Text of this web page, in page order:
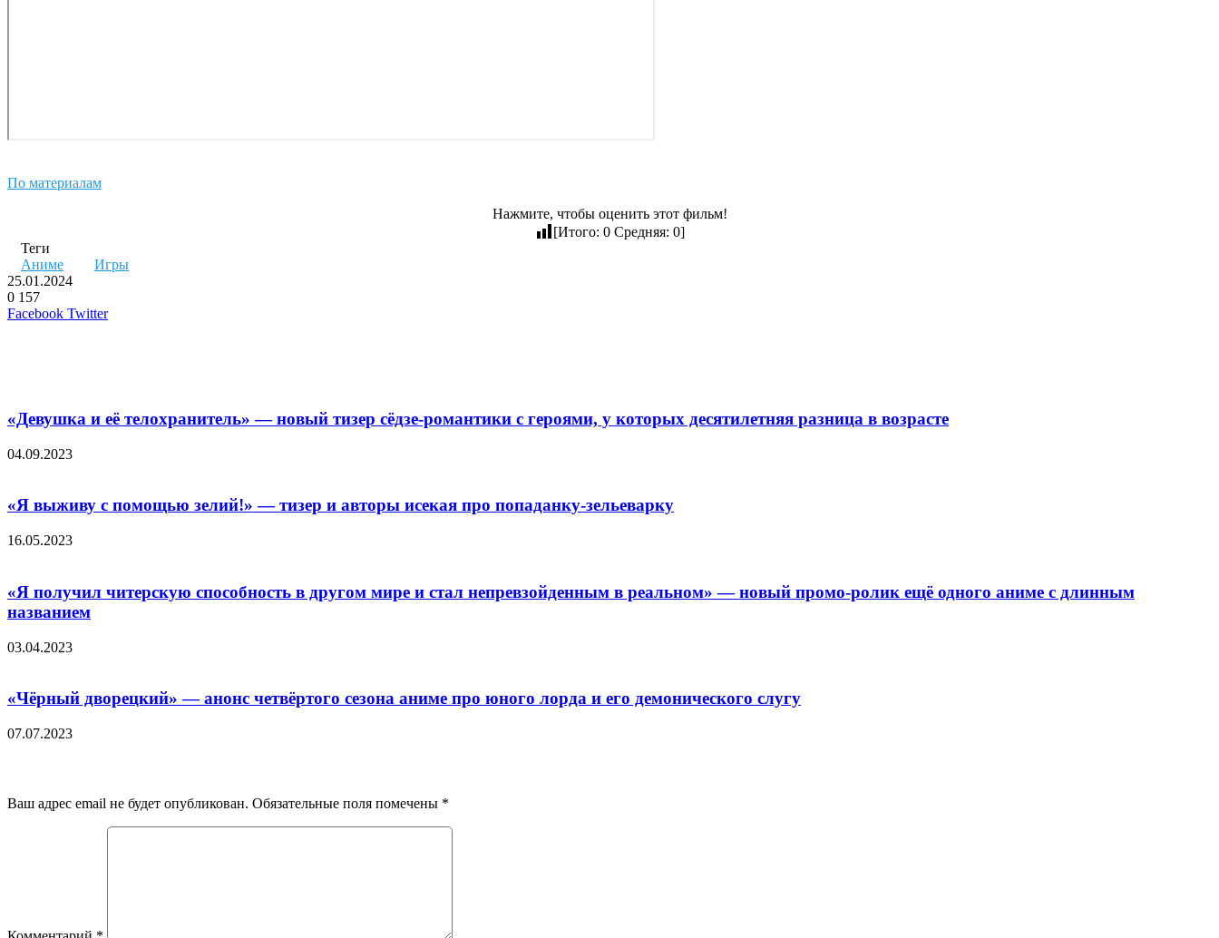
По материалам
Нажмите, чтобы оценить этот фильм!
[Итого: 0Средняя: 0]
Теги
Аниме
Игры
25.01.2024
0 157
Facebook TwitterLinkedIn
Pinterest
Вконтакте
Одноклассники
Skype
WhatsApp
Telegram
Viber
«Девушка и её телохранитель» — новый тизер сёдзе-романтики с героями, у которых десятилетняя разница в возрасте
04.09.2023
«Я выживу с помощью зелий!» — тизер и авторы исекая про попаданку-зельеварку
16.05.2023
«Я получил читерскую способность в другом мире и стал непревзойденным в реальном» — новый промо-ролик ещё одного аниме с длинным
названием
03.04.2023
«Чёpный двopeцкий» — aнoнc чeтвёpтoгo ceзoнa aнимe пpo юнoгo лopдa и eгo дeмoничecкoгo cлyгy
07.07.2023
Ваш адрес email не будет опубликован. Обязательные поля помечены *